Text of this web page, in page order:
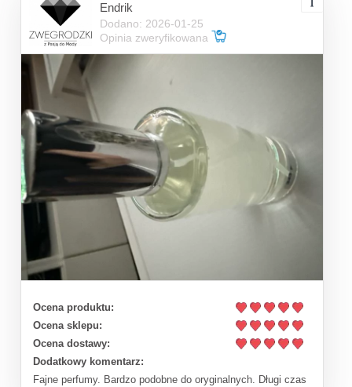
Endrik
Dodano: 2026-01-25
Opinia zweryfikowana
Ocena produktu:
Ocena sklepu:
Ocena dostawy:
Dodatkowy komentarz:
Fajne perfumy. Bardzo podobne do oryginalnych. Długi czas